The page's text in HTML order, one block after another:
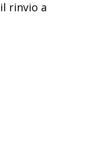
rinvio a